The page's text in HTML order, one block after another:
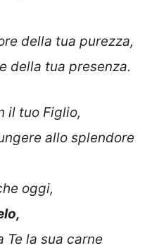
della tua purezza,
della tua presenza.
il tuo Figlio,
allo splendore
oggi,
Te la sua carne